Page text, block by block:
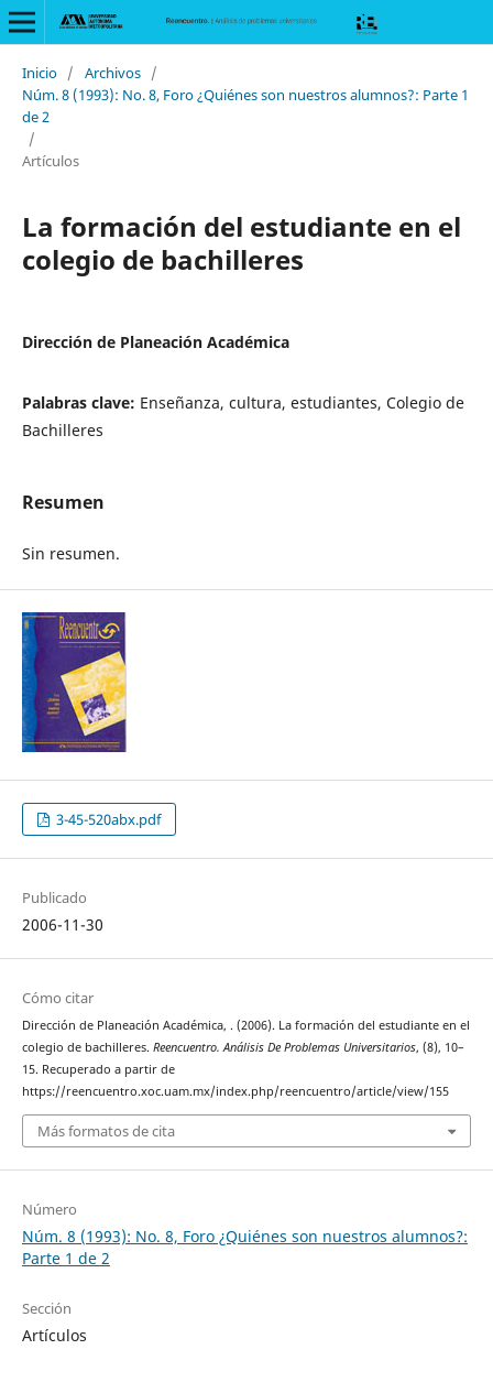
Inicio / Archivos /
Núm. 8 (1993): No. 8, Foro ¿Quiénes son nuestros alumnos?: Parte 1
de 2
/
Artículos
La formación del estudiante en el
colegio de bachilleres
Dirección de Planeación Académica
Palabras clave: Enseñanza, cultura, estudiantes, Colegio de
Bachilleres
Resumen
Sin resumen.
3-45-520abx.pdf
Publicado
2006-11-30
Cómo citar
Dirección de Planeación Académica, . (2006). La formación del estudiante en el
colegio de bachilleres. Reencuentro. Análisis De Problemas Universitarios, (8), 10–
15. Recuperado a partir de
https://reencuentro.xoc.uam.mx/index.php/reencuentro/article/view/155
Más formatos de cita
Número
Núm. 8 (1993): No. 8, Foro ¿Quiénes son nuestros alumnos?:
Parte 1 de 2
Sección
Artículos